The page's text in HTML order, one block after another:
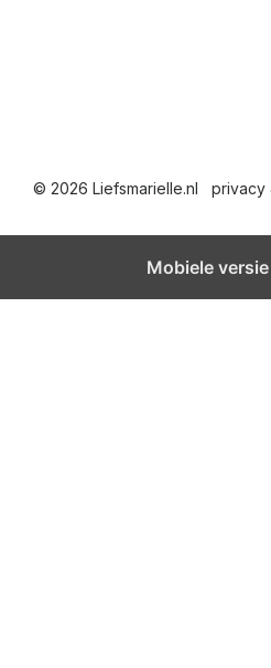
© 2026 Liefsmarielle.nl privacy
Mobiele